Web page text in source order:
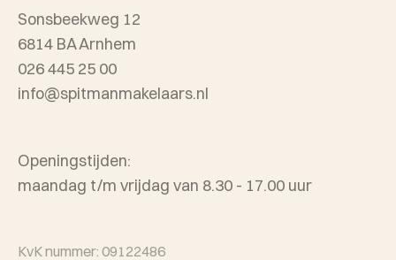
Sonsbeekweg 12
6814 BA Arnhem
026 445 25 00
info@spitmanmakelaars.nl
Openingstijden:
maandag t/m vrijdag van 8.30 - 17.00 uur
KvK nummer: 09122486